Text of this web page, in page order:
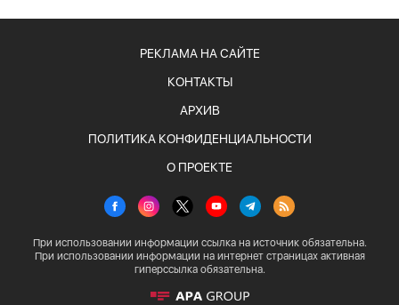
РЕКЛАМА НА САЙТЕ
КОНТАКТЫ
АРХИВ
ПОЛИТИКА КОНФИДЕНЦИАЛЬНОСТИ
О ПРОЕКТЕ
При использовании информации ссылка на источник обязательна.
При использовании информации на интернет страницах активная
гиперссылка обязательна.